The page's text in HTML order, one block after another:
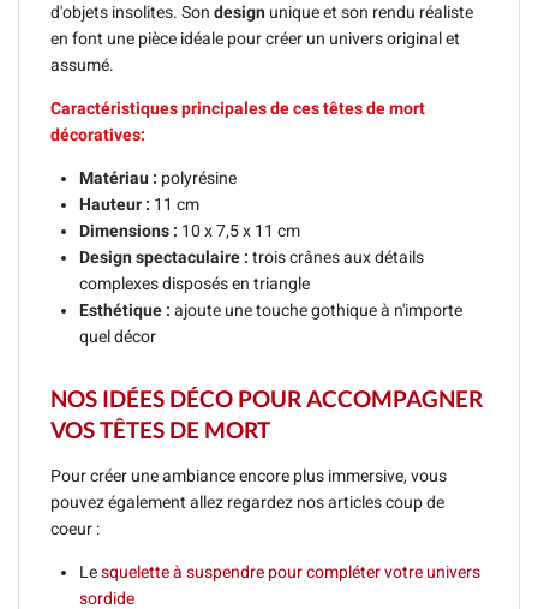
d'objets insolites. Son design unique et son rendu réaliste
en font une pièce idéale pour créer un univers original et
assumé.
Caractéristiques principales de ces têtes de mort
décoratives:
Matériau : polyrésine
Hauteur : 11 cm
Dimensions : 10 x 7,5 x 11 cm
Design spectaculaire : trois crânes aux détails
complexes disposés en triangle
Esthétique : ajoute une touche gothique à n'importe
quel décor
NOS IDÉES DÉCO POUR ACCOMPAGNER
VOS TÊTES DE MORT
Pour créer une ambiance encore plus immersive, vous
pouvez également allez regardez nos articles coup de
coeur :
Lesquelette à suspendre pour compléter votre univers
sordide